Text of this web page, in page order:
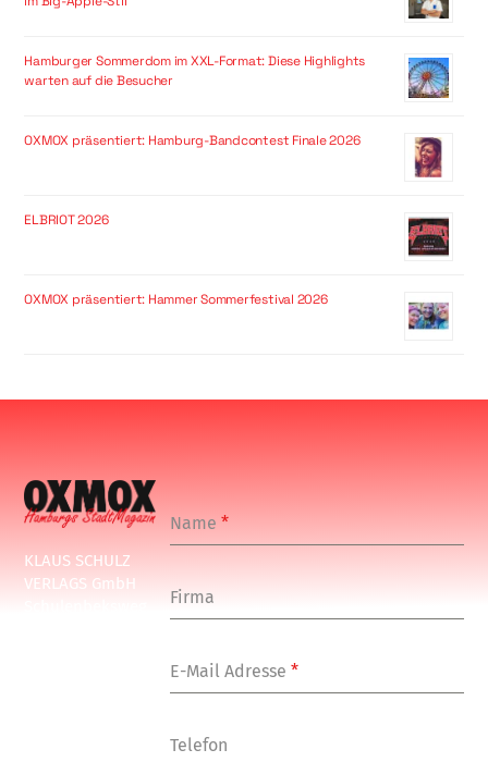
Hamburger Sommerdom im XXL-Format: Diese Highlights
warten auf die Besucher
OXMOX präsentiert: Hamburg-Bandcontest Finale 2026
ELBRIOT 2026
OXMOX präsentiert: Hammer Sommerfestival 2026
KLAUS SCHULZ
VERLAGS GmbH
Name*
Firma
E-Mail Adresse*
Telefon